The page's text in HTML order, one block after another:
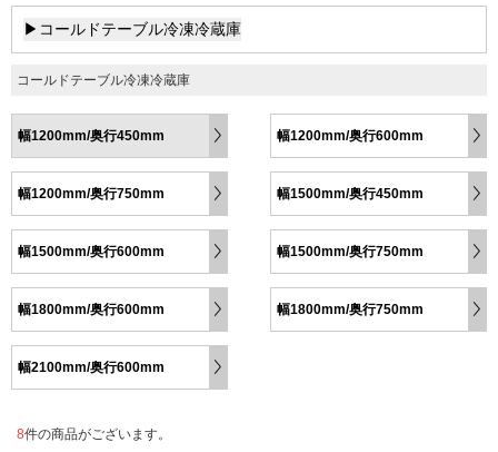
▶コールドテーブル冷凍冷蔵庫
コールドテーブル冷凍冷蔵庫
幅1200mm/奥行450mm 幅1200mm/奥行600mm
幅1200mm/奥行750mm 幅1500mm/奥行450mm
幅1500mm/奥行600mm 幅1500mm/奥行750mm
幅1800mm/奥行600mm 幅1800mm/奥行750mm
幅2100mm/奥行600mm
8件の商品がございます。